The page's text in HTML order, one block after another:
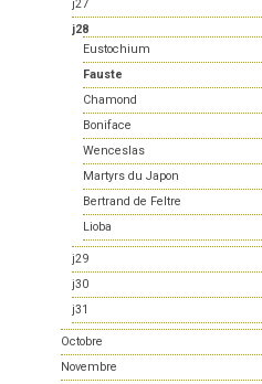
j27
j28
Eustochium
Fauste
Chamond
Boniface
Wenceslas
Martyrs du Japon
Bertrand de Feltre
Lioba
j29
j30
j31
Octobre
Novembre